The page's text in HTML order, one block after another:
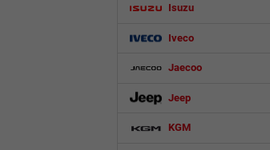
Isuzu
Iveco
Jaecoo
Jeep
KGM